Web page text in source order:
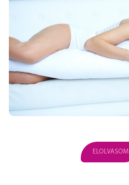
ELOLVASOM